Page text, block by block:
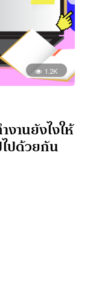
1.2K
งานยังไงให้
ไปด้วยกัน